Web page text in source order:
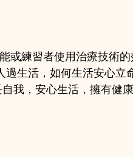
或練習者使用治療技術
生活，如何生活安心立
我，安心生活，擁有健